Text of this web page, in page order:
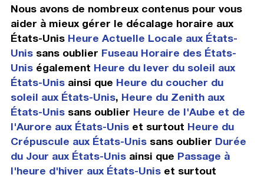
Nous avons de nombreux contenus pour vous
aider à mieux gérer le décalage horaire aux
États-Unis Heure Actuelle Locale aux États-
Unissans oublier Fuseau Horaire des États-
Uniségalement Heure du lever du soleil aux
États-Unisainsi que Heure du coucher du
soleil aux États-Unis, Heure du Zenith aux
États-Unissans oublier Heure de l'Aube et de
l'Aurore aux États-Uniset surtout Heure du
Crépuscule aux États-Unissans oublier Durée
du Jour aux États-Unisainsi que Passage à
l'heure d'hiver aux États-Uniset surtout